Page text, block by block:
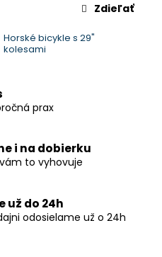
Horské bicykle s 29"
kolesami
Zdieľať
prax
i na dobierku
to vyhovuje
už do 24h
odosielame už o 24h